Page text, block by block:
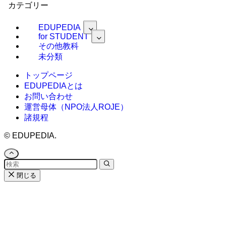
カテゴリー
EDUPEDIA
for STUDENT
その他教科
未分類
トップページ
EDUPEDIAとは
お問い合わせ
運営母体（NPO法人ROJE）
諸規程
© EDUPEDIA.
閉じる